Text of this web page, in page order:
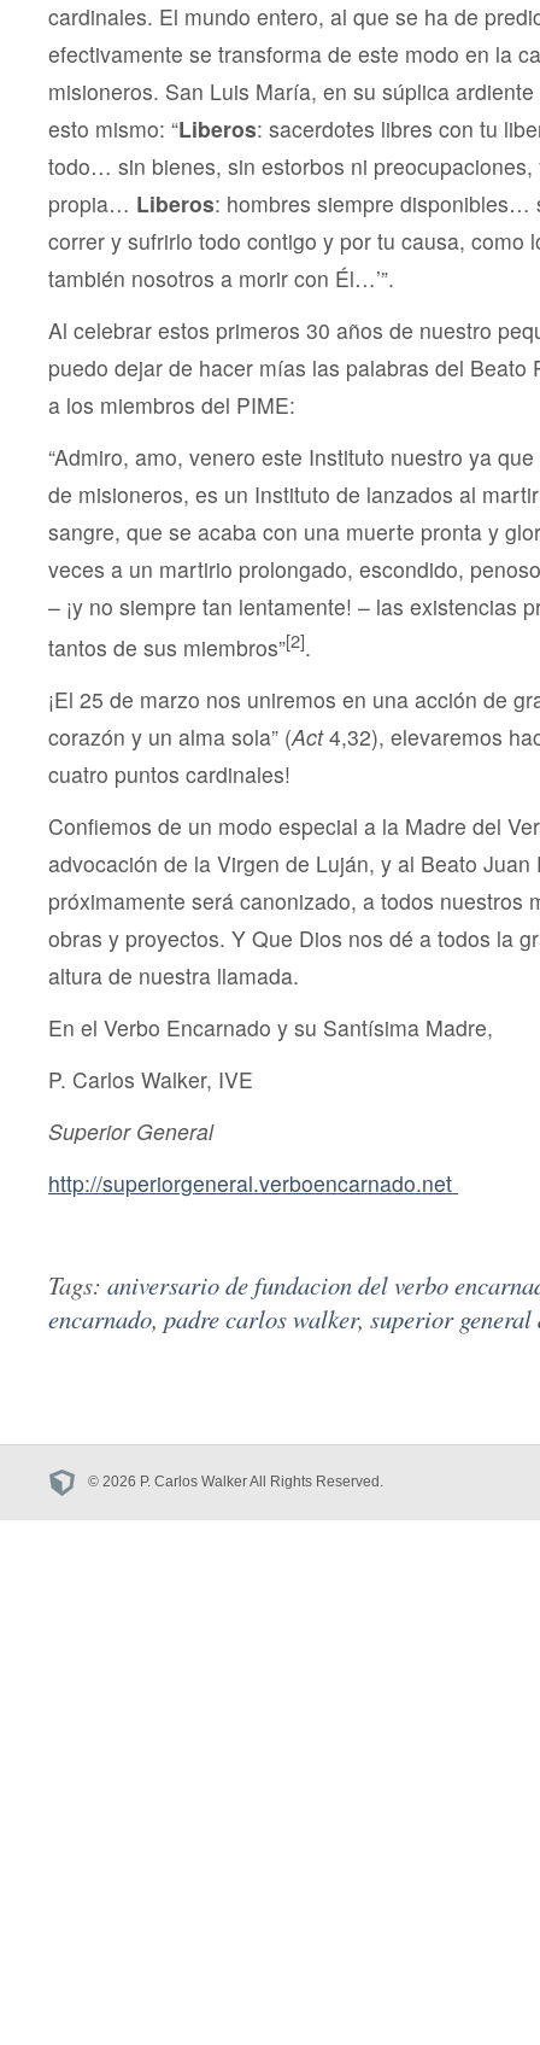
cardinales. El mundo entero, al que se ha de
efectivamente se transforma de este modo en la
misioneros. San Luis María, en su súplica
esto mismo: “Liberos: sacerdotes libres con tu
todo… sin bienes, sin estorbos ni preocupaciones,
propia… Liberos: hombres siempre disponibles…
correr y sufrirlo todo contigo y por tu causa, como
también nosotros a morir con Él…’”.
Al celebrar estos primeros 30 años de nuestro
puedo dejar de hacer mías las palabras del Beato
a los miembros del PIME:
“Admiro, amo, venero este Instituto nuestro ya
de misioneros, es un Instituto de lanzados al
sangre, que se acaba con una muerte pronta y
veces a un martirio prolongado, escondido,
– ¡y no siempre tan lentamente! – las existencias
tantos de sus miembros”[2].
¡El 25 de marzo nos uniremos en una acción de
corazón y un alma sola” (Act4,32), elevaremos
cuatro puntos cardinales!
Confiemos de un modo especial a la Madre del
advocación de la Virgen de Luján, y al Beato Juan
próximamente será canonizado, a todos nuestros
obras y proyectos. Y Que Dios nos dé a todos la
altura de nuestra llamada.
En el Verbo Encarnado y su Santísima Madre,
P. Carlos Walker, IVE
Superior General
http://superiorgeneral.verboencarnado.net
Tags: aniversario de fundacion del verbo
encarnado, padre carlos walker, superior general
© 2026 P. Carlos Walker All Rights Reserved.